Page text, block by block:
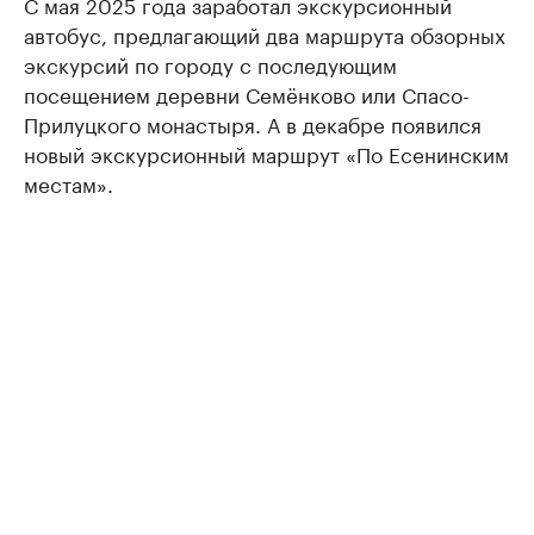
автобус, предлагающий два маршрута обзорных
экскурсий по городу с последующим
посещением деревни Семёнково или Спасо-
Прилуцкого монастыря. А в декабре появился
новый экскурсионный маршрут «По Есенинским
местам».